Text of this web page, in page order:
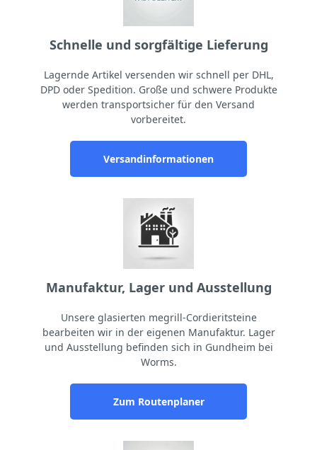
Schnelle und sorgfältige Lieferung
Lagernde Artikel versenden wir schnell per DHL,
DPD oder Spedition. Große und schwere Produkte
werden transportsicher für den Versand
vorbereitet.
Versandinformationen
Manufaktur, Lager und Ausstellung
Unsere glasierten megrill-Cordieritsteine
bearbeiten wir in der eigenen Manufaktur. Lager
und Ausstellung befinden sich in Gundheim bei
Worms.
Zum Routenplaner